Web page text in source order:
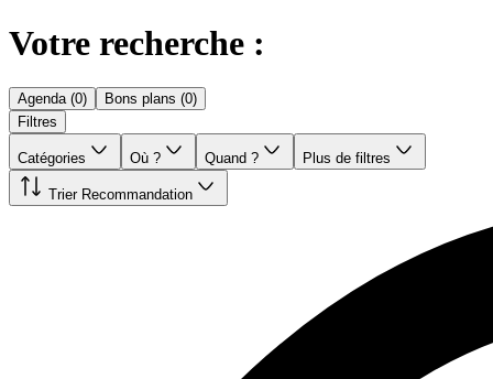
Votre recherche :
Agenda (0)
Bons plans (0)
Filtres
Catégories Où ? Quand ? Plus de filtres
Trier Recommandation